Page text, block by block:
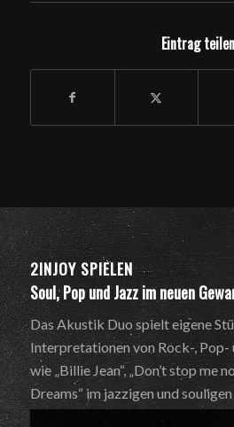
Eintrag teilen
2INJOY SPIELEN
Soul, Pop und Jazz im neuen
Das Akustik Duo spielt eigene
Interpretationen von Rock-, Pop-
wie „Billie Jean“, „Don’t stop me
Dreams“ im jazzigen und